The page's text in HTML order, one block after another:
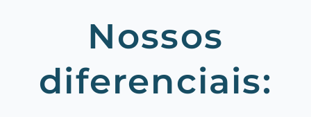
Nossos
diferenciais: